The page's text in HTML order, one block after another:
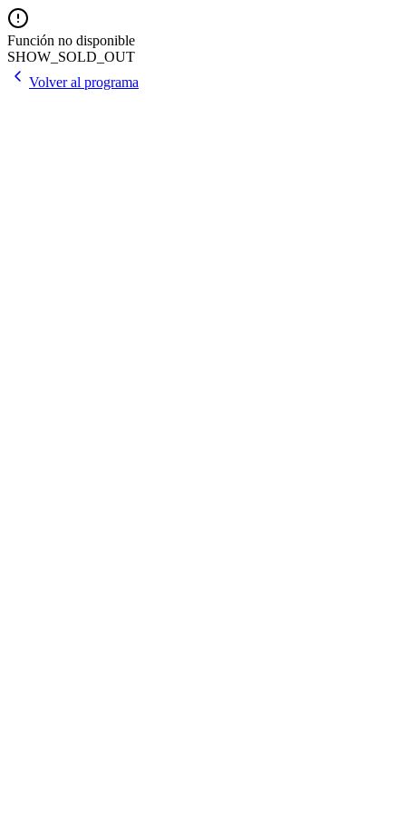
Función no disponible
SHOW_SOLD_OUT
Volver al programa